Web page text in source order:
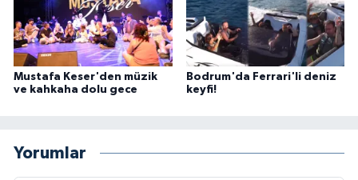
Mustafa Keser'den müzik
ve kahkaha dolu gece
Bodrum'da Ferrari'li deniz
keyfi!
Yorumlar